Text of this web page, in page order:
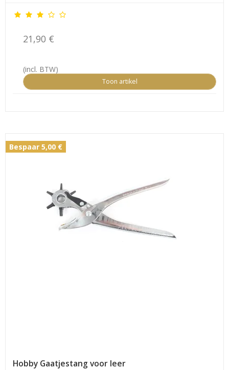
21,90 €
(incl. BTW)
Toon artikel
Bespaar 5,00 €
Hobby Gaatjestang voor leer